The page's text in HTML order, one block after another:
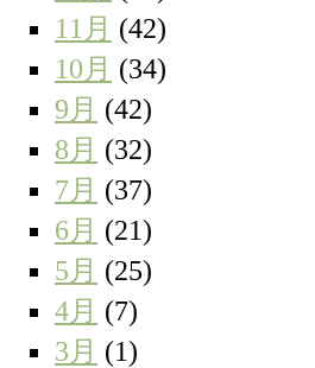
11月 (42)
10月 (34)
9月 (42)
8月 (32)
7月 (37)
6月 (21)
5月 (25)
4月 (7)
3月 (1)